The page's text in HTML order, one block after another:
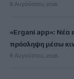
8 Αυγούστου, 2026
«Ergani app»: Νέα
πρόσληψη μέσω
8 Αυγούστου, 2026